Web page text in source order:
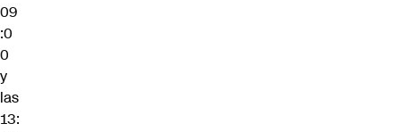
09
:0
0
y
las
13: